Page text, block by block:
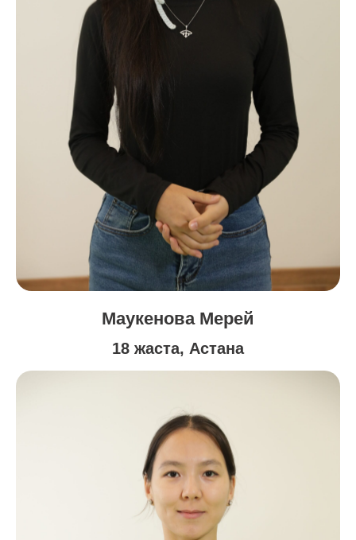
Маукенова Мерей
18 жаста, Астана